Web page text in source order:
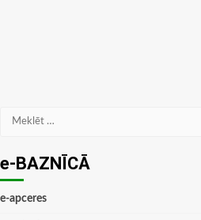
Meklēt:
e-BAZNĪCĀ
e-apceres